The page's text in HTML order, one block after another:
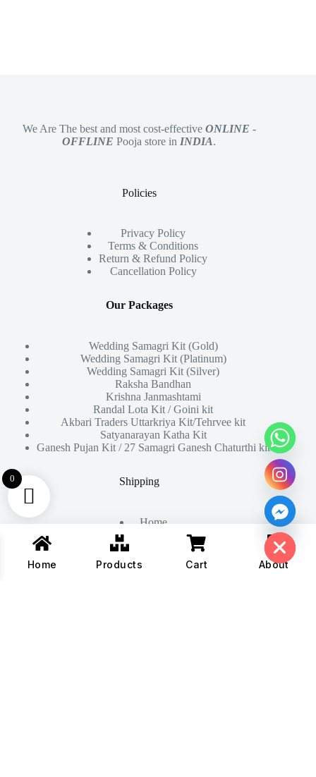
We Are The best and most cost-effective ONLINE -
OFFLINE Pooja store in INDIA.
Policies
Privacy Policy
Terms & Conditions
Return & Refund Policy
Cancellation Policy
Our Packages
Wedding Samagri Kit (Gold)
Wedding Samagri Kit (Platinum)
Wedding Samagri Kit (Silver)
Raksha Bandhan
Krishna Janmashtami
Randal Lota Kit / Goini kit
Akbari Traders Uttarkriya Kit/Tehrvee kit
Satyanarayan Katha Kit
Ganesh Pujan Kit / 27 Samagri Ganesh Chaturthi kit
Shipping
Home
Contact
0
Home Products Cart About
Hide chaty